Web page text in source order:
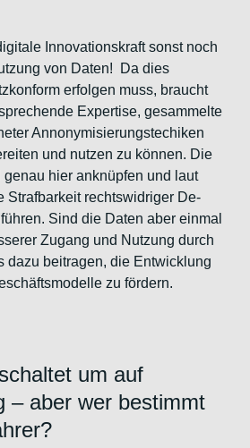
Innovationskraft sonst noch
von Daten! Da dies
erfolgen muss, braucht
Expertise, gesammelte
Annonymisierungstechiken
und nutzen zu können. Die
hier anknüpfen und laut
Strafbarkeit rechtswidriger De-
Sind die Daten aber einmal
Zugang und Nutzung durch
dazu beitragen, die Entwicklung
zu fördern.
um auf
– aber wer bestimmt